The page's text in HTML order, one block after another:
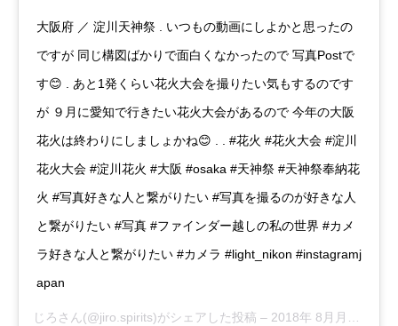
大阪府 ／ 淀川天神祭 . いつもの動画にしよかと思ったの
ですが 同じ構図ばかりで面白くなかったので 写真Postで
す😊 . あと1発くらい花火大会を撮りたい気もするのです
が ９月に愛知で行きたい花火大会があるので 今年の大阪
花火は終わりにしましょかね😊 . . #花火 #花火大会 #淀川
花火大会 #淀川花火 #大阪 #osaka #天神祭 #天神祭奉納花
火 #写真好きな人と繋がりたい #写真を撮るのが好きな人
と繋がりたい #写真 #ファインダー越しの私の世界 #カメ
ラ好きな人と繋がりたい #カメラ #light_nikon #instagramj
apan
じろ さん(@jiro.spirits)がシェアした投稿 – 2018年 8月月5日午前4時30分PDT